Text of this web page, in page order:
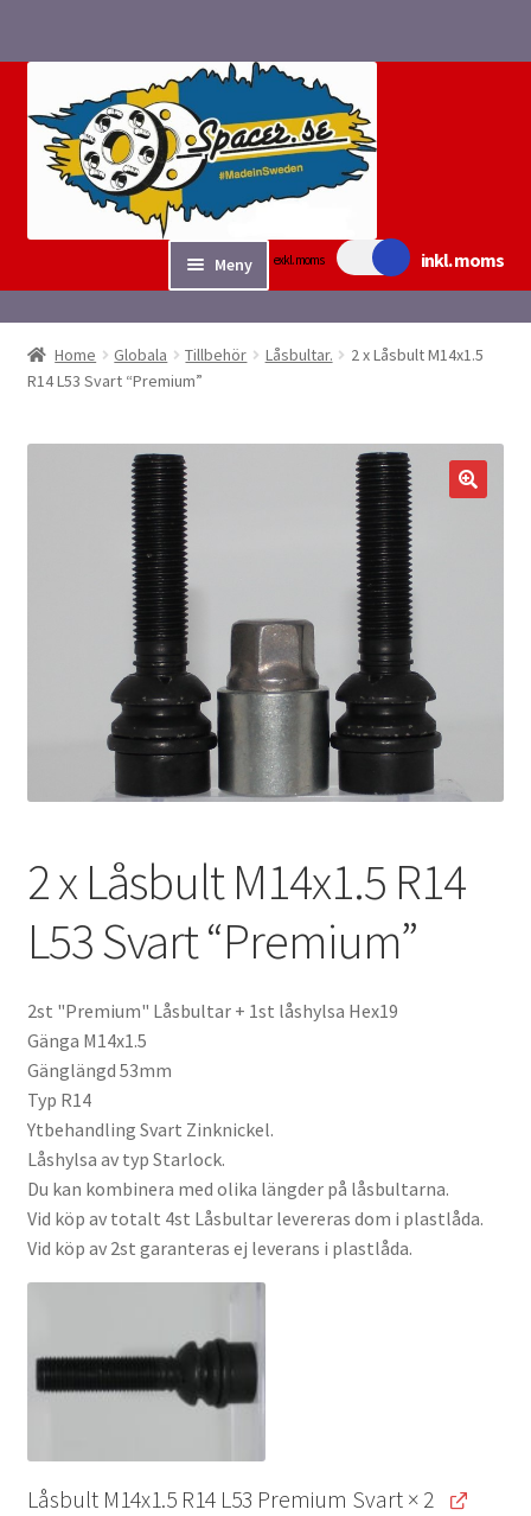
navigering
innehåll
exkl. moms inkl. moms
Meny
Sök/bygg Spacers
Tillbehör
Fyndvaror.
Kontakt / Info
Home Globala Tillbehör Låsbultar.
2 x Låsbult M14x1.5
R14 L53 Svart “Premium”
2 x Låsbult M14x1.5 R14
L53 Svart “Premium”
2st "Premium" Låsbultar + 1st låshylsa Hex19
Gänga M14x1.5
Gänglängd 53mm
Typ R14
Ytbehandling Svart Zinknickel.
Låshylsa av typ Starlock.
Du kan kombinera med olika längder på låsbultarna.
Vid köp av totalt 4st Låsbultar levereras dom i plastlåda.
Vid köp av 2st garanteras ej leverans i plastlåda.
Låsbult M14x1.5 R14 L53 Premium Svart× 2